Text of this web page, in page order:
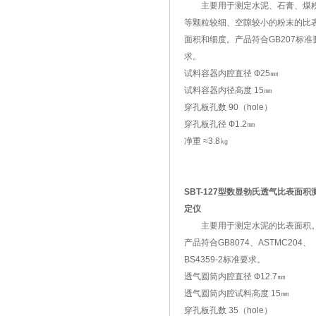
主要用于测定水泥、石膏、煤
等颗粒较细、空隙较小的粉末的比
面积和细度。产品符合GB207标准
求。
试料容器内腔直径 Ф25㎜
试料容器内径高度 15㎜
穿孔板孔数 90（hole）
穿孔板孔径 Ф1.2㎜
净重 ≈3.8㎏
SBT-127型数显勃氏透气比表面积
定仪
主要用于测定水泥的比表面积
产品符合GB8074、ASTMC204、
BS4359-2标准要求。
透气圆筒内腔直径 Ф12.7㎜
透气圆筒内腔试料高度 15㎜
穿孔板孔数 35（hole）